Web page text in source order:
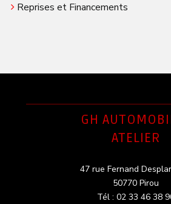
Reprises et Financements
GH
ATELIER
47 rue Fernand
50770 Pirou
Tél : 02 33 46 38